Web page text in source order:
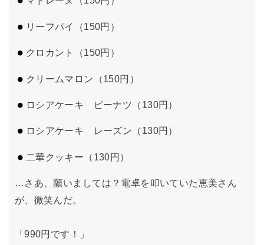
リーフパイ（150円）
クロカント（150円）
クリームマロン（150円）
ロシアケーキ ピーナツ（130円）
ロシアケーキ レーズン（130円）
二華クッキー（130円 ）
…さあ、願いましては？電卓を叩いていた恵美さん
が、微笑んだ。
「990円です！」